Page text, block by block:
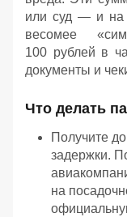
или суд — и на
весомее
100 рублей в
документы и
Что делать
Получите
задержки.
на